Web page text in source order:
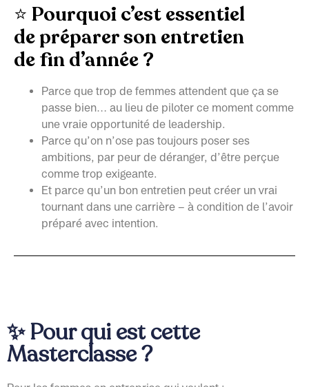
⭐ Pourquoi c’est essentiel
de préparer son entretien
de fin d’année ?
Parce que trop de femmes attendent que ça se
passe bien… au lieu de piloter ce moment comme
une vraie opportunité de leadership.
Parce qu’on n’ose pas toujours poser ses
ambitions, par peur de déranger, d’être perçue
comme trop exigeante.
Et parce qu’un bon entretien peut créer un vrai
tournant dans une carrière – à condition de l’avoir
préparé avec intention.
✨ Pour qui est cette
Masterclasse ?